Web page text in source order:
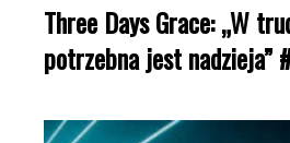
Three Days Grace: „W
potrzebna jest nadzieja”